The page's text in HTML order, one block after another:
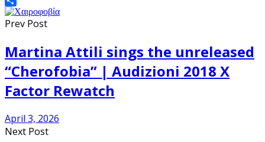
Share
Prev Post
Martina Attili sings the unreleased
“Cherofobia” | Audizioni 2018 X
Factor Rewatch
April 3, 2026
Next Post